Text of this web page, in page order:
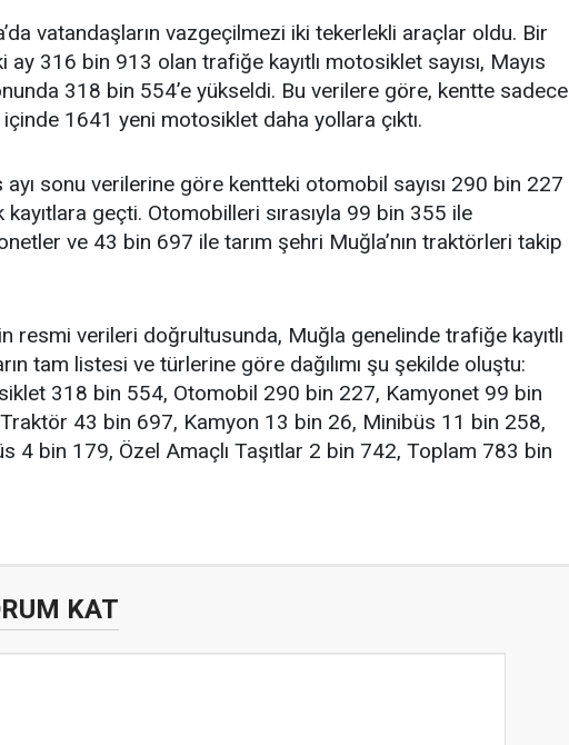
vatandaşların vazgeçilmezi iki tekerlekli araçlar oldu. Bir
ay 316 bin 913 olan trafiğe kayıtlı motosiklet sayısı, Mayıs
318 bin 554’e yükseldi. Bu verilere göre, kentte sadece
1641 yeni motosiklet daha yollara çıktı.
ayı sonu verilerine göre kentteki otomobil sayısı 290 bin 227
kayıtlara geçti. Otomobilleri sırasıyla 99 bin 355 ile
ve 43 bin 697 ile tarım şehri Muğla’nın traktörleri takip
resmi verileri doğrultusunda, Muğla genelinde trafiğe kayıtlı
tam listesi ve türlerine göre dağılımı şu şekilde oluştu:
318 bin 554, Otomobil 290 bin 227, Kamyonet 99 bin
43 bin 697, Kamyon 13 bin 26, Minibüs 11 bin 258,
4 bin 179, Özel Amaçlı Taşıtlar 2 bin 742, Toplam 783 bin
KAT